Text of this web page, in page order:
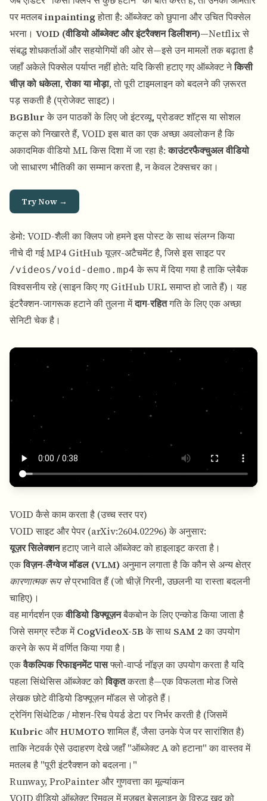
पर मतलबinpaintingहोता है: ऑब्जेक्ट को छुपाना और उचित पिक्सेल
भरना। VOID (वीडियो ऑब्जेक्ट और इंटरैक्शन डिलीशन)—Netflix से
संबद्ध शोधकर्ताओं और सहयोगियों की ओर से—इसे उन मामलों तक बढ़ाता है
जहाँ अकेले पिक्सेल पर्याप्त नहीं होते: यदि किसी हटाए गए ऑब्जेक्ट नेकिसी
चीज़ को धकेला, रोका या मोड़ा, तो पूरी टाइमलाइन को बदलने की ज़रूरत
पड़ सकती है (प्रोजेक्ट साइट)।
BGBlurके उन पाठकों के लिए जो इंटरव्यू, प्रोडक्ट शॉट्स या सोशल
कट्स को निखारते हैं, VOID इस बात का एक अच्छा अवलोकन है कि
अकादमिक वीडियो ML किस दिशा में जा रहा है:काउंटरफैक्चुअल वीडियो
जो साधारण भौतिकी का सम्मान करता है, न केवल टेक्सचर का।
Try Now →
डेमो: VOID-शैली का क्लिप जो हमने इस पोस्ट के साथ संलग्न किया
नीचे दी गई MP4 GitHub यूज़र-अटैचमेंट है, जिसे इस साइट पर
/videos/void-demo.mp4 के रूप में दिया गया है ताकि प्लेबैक
विश्वसनीय रहे (साइन किए गए GitHub URL समाप्त हो जाते हैं)। यह
इंटरैक्शन-जागरूक हटाने की तुलना मेंदाग-रहितगति के लिए एक अच्छा
सेनिटी चेक है।
VOID कैसे काम करता है (उच्च स्तर पर)
VOID साइट और पेपर (arXiv:2604.02296) के अनुसार:
यूज़र सिलेक्शनहटाए जाने वाले ऑब्जेक्ट को हाइलाइट करता है।
एकविज़न-लैंग्वेज मॉडल (VLM) अनुमान लगाता है कि कौन से अन्य क्षेत्र
कारणात्मक रूप सेप्रभावित हैं (जो चीज़ें गिरनी, उछलनी या रास्ता बदलनी
चाहिए)।
वह मार्गदर्शन एकवीडियो डिफ्यूज़नबैकबोन के लिए एन्कोड किया जाता है
जिसे समग्र स्टैक मेंCogVideoX-5Bके साथ SAM 2का उपयोग
करने के रूप में वर्णित किया गया है।
एकवैकल्पिक रिफाइनमेंट पासफ्लो-वार्प्ड नॉइज़ का उपयोग करता है यदि
पहला सिंथेसिस ऑब्जेक्ट कोविकृतकरता है—एक विफलता मोड जिसे
लेखक छोटे वीडियो डिफ्यूज़न मॉडल से जोड़ते हैं।
ट्रेनिंग सिंथेटिक / मोशन-रिच पेयर्ड डेटा पर निर्भर करती है (जिसमें
Kubric औरHUMOTOशामिल हैं, जैसा उनके पेज पर सारांशित है)
ताकि नेटवर्क ऐसे उदाहरण देखे जहाँ "ऑब्जेक्ट A को हटाना" का वास्तव में
मतलब है "पूरी इंटरैक्शन को बदलना।"
Runway, ProPainter और गुणवत्ता का मूल्यांकन
VOID वीडियो ऑब्जेक्ट रिमूवल में मज़बूत बेसलाइन के विरुद्ध खुद को